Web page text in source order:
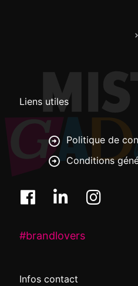
articles
Liens utiles
Politique de
Conditions
#brandlovers
Infos contact